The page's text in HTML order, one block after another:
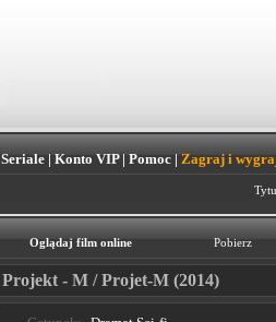
Seriale| Konto VIP| Pomoc| Zagraj i
Oglądaj film online Pobierz
Projekt - M / Projet-M (2014)